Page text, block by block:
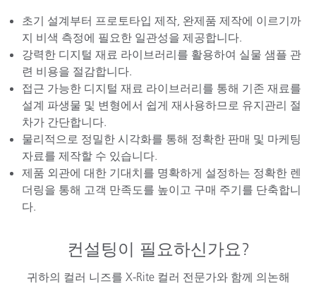
초기 설계부터 프로토타입 제작, 완제품 제작에 이르기까
지 비색 측정에 필요한 일관성을 제공합니다.
강력한 디지털 재료 라이브러리를 활용하여 실물 샘플 관
련 비용을 절감합니다.
접근 가능한 디지털 재료 라이브러리를 통해 기존 재료를
설계 파생물 및 변형에서 쉽게 재사용하므로 유지관리 절
차가 간단합니다.
물리적으로 정밀한 시각화를 통해 정확한 판매 및 마케팅
자료를 제작할 수 있습니다.
제품 외관에 대한 기대치를 명확하게 설정하는 정확한 렌
더링을 통해 고객 만족도를 높이고 구매 주기를 단축합니
다.
컨설팅이 필요하신가요?
귀하의 컬러 니즈를 X-Rite 컬러 전문가와 함께 의논해